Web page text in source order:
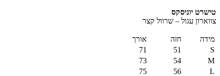
טישרט יוניסקס
צווארון עגול – שרוול קצר
מידה חזה
אורך
S
51
71
M
54
73
L
56
75